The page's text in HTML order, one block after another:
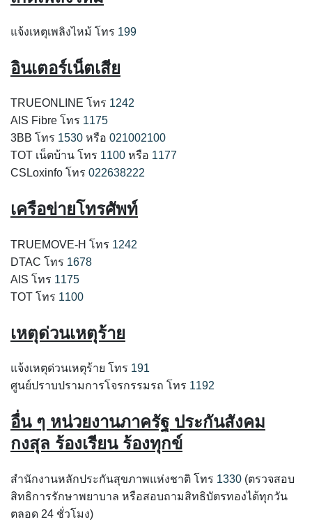
แจ้งเหตุเพลิงไหม้ โทร 199
อินเตอร์เน็ตเสีย
TRUEONLINE โทร 1242
AIS Fibre โทร 1175
3BB โทร 1530 หรือ 021002100
TOT เน็ตบ้าน โทร 1100 หรือ 1177
CSLoxinfo โทร 022638222
เครือข่ายโทรศัพท์
TRUEMOVE-H โทร 1242
DTAC โทร 1678
AIS โทร 1175
TOT โทร 1100
เหตุด่วนเหตุร้าย
แจ้งเหตุด่วนเหตุร้าย โทร 191
ศูนย์ปราบปรามการโจรกรรมรถ โทร 1192
อื่น ๆ หน่วยงานภาครัฐ ประกันสังคม
กงสุล ร้องเรียน ร้องทุกข์
สำนักงานหลักประกันสุขภาพแห่งชาติ โทร 1330 (ตรวจสอบ
สิทธิการรักษาพยาบาล หรือสอบถามสิทธิบัตรทองได้ทุกวัน
ตลอด 24 ชั่วโมง)